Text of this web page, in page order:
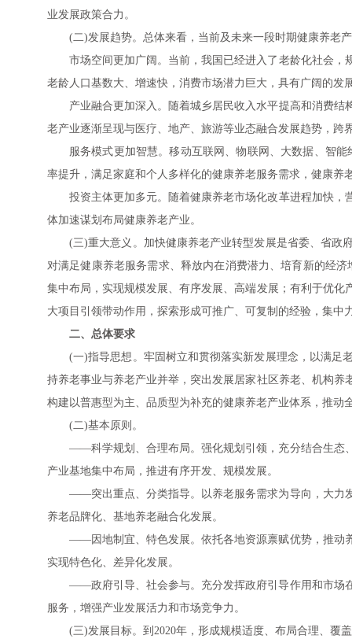
业发展政策合力。
(二)发展趋势。总体来看，当前及未来一段时期健康养老
市场空间更加广阔。当前，我国已经进入了老龄化社会
老龄人口基数大、增速快，消费市场潜力巨大，具有广阔的发
产业融合更加深入。随着城乡居民收入水平提高和消费
老产业逐渐呈现与医疗、地产、旅游等业态融合发展趋势，跨
服务模式更加智慧。移动互联网、物联网、大数据、智
率提升，满足家庭和个人多样化的健康养老服务需求，健康养
投资主体更加多元。随着健康养老市场化改革进程加快
体加速谋划布局健康养老产业。
(三)重大意义。加快健康养老产业转型发展是省委、省政
对满足健康养老服务需求、释放内在消费潜力、培育新的经
集中布局，实现规模发展、有序发展、高端发展；有利于优
大项目引领带动作用，探索形成可推广、可复制的经验，集
二、总体要求
(一)指导思想。牢固树立和贯彻落实新发展理念，以满足
持养老事业与养老产业并举，突出发展居家社区养老、机构
构建以普惠型为主、品质型为补充的健康养老产业体系，推动
(二)基本原则。
——科学规划、合理布局。强化规划引领，充分结合生态
产业基地集中布局，推进有序开发、规模发展。
——突出重点、分类指导。以养老服务需求为导向，大力
养老品牌化、基地养老融合化发展。
——因地制宜、特色发展。依托各地资源禀赋优势，推动
实现特色化、差异化发展。
——政府引导、社会参与。充分发挥政府引导作用和市场
服务，增强产业发展活力和市场竞争力。
(三)发展目标。到2020年，形成规模适度、布局合理、覆